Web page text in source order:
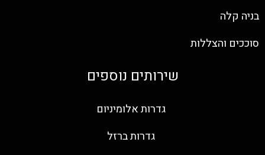
בניה קלה
סוככים והצללות
שירותים נוספים
גדרות אלומיניום
גדרות ברזל